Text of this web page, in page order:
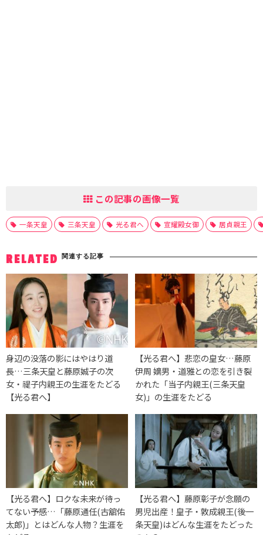
この記事の画像一覧
一条天皇 三条天皇 光る君へ 宣耀殿女御 居貞親王
RELATED 関連する記事
身辺の没落の影にはやはり道
長…三条天皇と藤原娍子の次
女・禔子内親王の生涯をたどる
【光る君へ】
【光る君へ】悲恋の皇女…藤原
伊周 嫡男・道雅との恋を引き裂
かれた「当子内親王(三条天皇
女)」の生涯をたどる
【光る君へ】ロクな未来が待っ
てない予感…「藤原通任(古舘佑
太郎)」とはどんな人物？生涯を
【光る君へ】藤原彰子が念願の
男児出産！皇子・敦成親王(後一
条天皇)はどんな生涯をたどった